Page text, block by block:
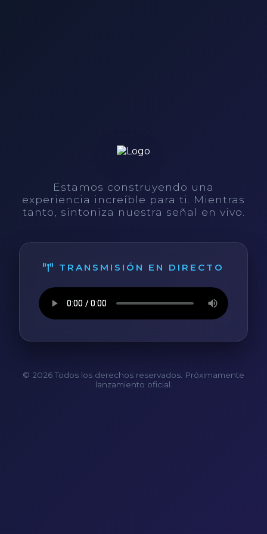
Estamos construyendo una
experiencia increíble para ti. Mientras
tanto, sintoniza nuestra señal en vivo.
TRANSMISIÓN EN DIRECTO
© 2026 Todos los derechos reservados. Próximamente
lanzamiento oficial.